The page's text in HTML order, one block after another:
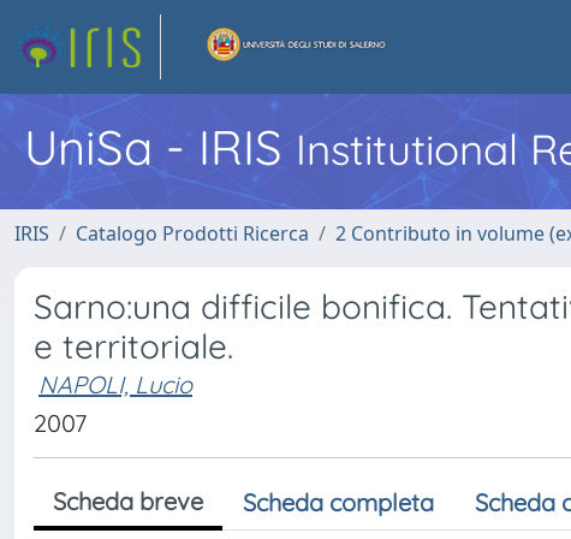
UniSa - IRIS Institutional
IRIS Catalogo Prodotti Ricerca 2 Contributo in volume
Sarno:una difficile bonifica.
e territoriale.
NAPOLI, Lucio
2007
Scheda breve Scheda completa Scheda